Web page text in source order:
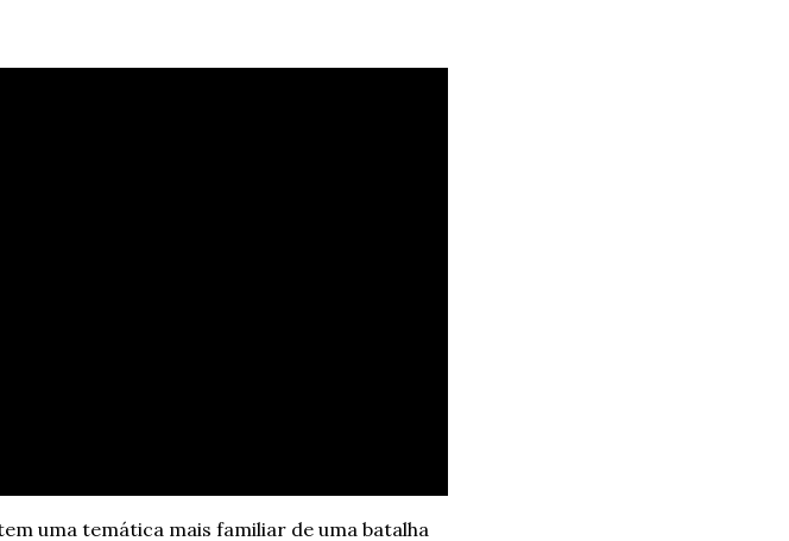
uma temática mais familiar de uma batalha